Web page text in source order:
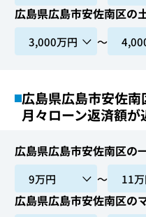
広島県広島市安佐南区の
〜
広島県広島市安佐南
月々ローン返済額
広島県広島市安佐南区の
〜
広島県広島市安佐南区の